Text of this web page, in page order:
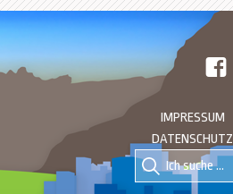
IMPRESSUM
DATENSCHUTZ
Suche
nach::
Suche
nach: